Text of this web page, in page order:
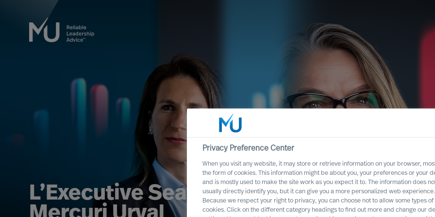
L’Executive Search avec
Privacy Preference Center
When you visit any website, it may store or retrieve information on your browser,
the form of cookies. This information might be about you, your preferences or your
and is mostly used to make the site work as you expect it to. The information does
usually directly identify you, but it can give you a more personalized web experience.
Because we respect your right to privacy, you can choose not to allow some types of
cookies. Click on the different category headings to find out more and change our